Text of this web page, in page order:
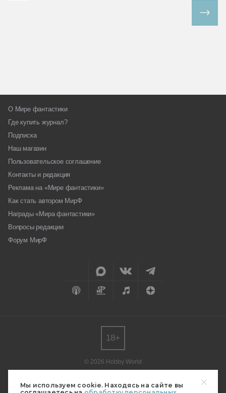
Мы используем cookie. Находясь на сайте вы
О Мире фантастики
Где купить журнал?
Подписка
Наш магазин
Пользовательское соглашение
Контакты и редакция
Реклама на «Мире фантастики»
Как стать автором МирФ
Награды «Мира фантастики»
Вопросы редакции
Форум МирФ
© 2026 Hobby World
редакции.
18+